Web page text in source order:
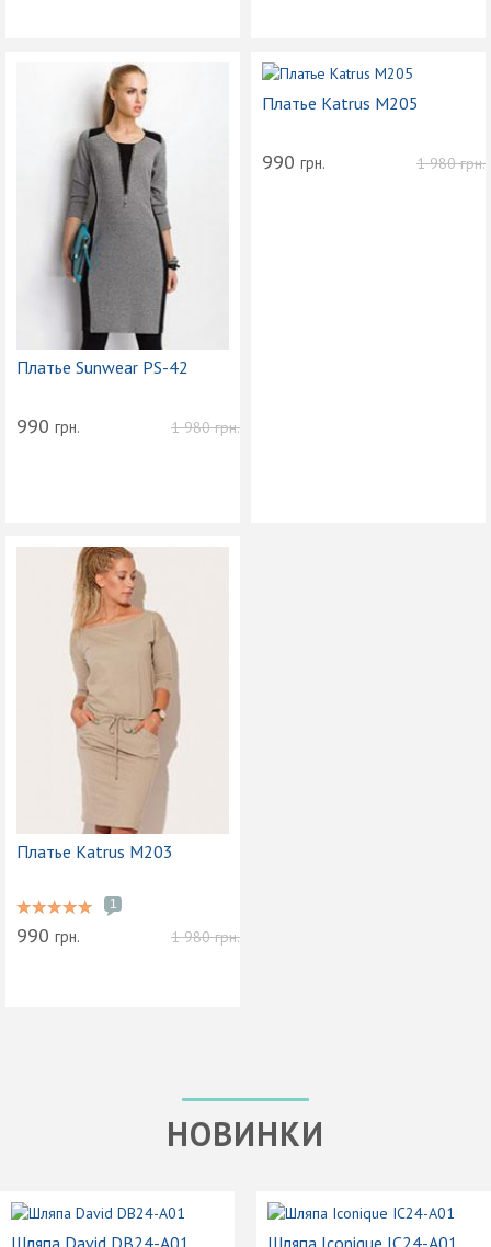
Платье Sunwear PS-42
1 980грн.
990 грн.
Платье Katrus M205
1 980грн.
990 грн.
Платье Katrus M203
1
1 980грн.
990 грн.
НОВИНКИ
Шляпа David DB24-A01 Шляпа Iconique IC24-A01